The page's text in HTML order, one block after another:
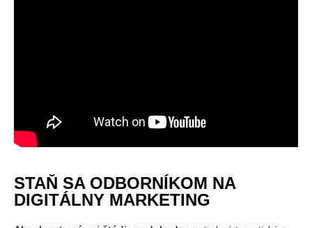
STAŇ SA ODBORNÍKOM NA
DIGITÁLNY MARKETING